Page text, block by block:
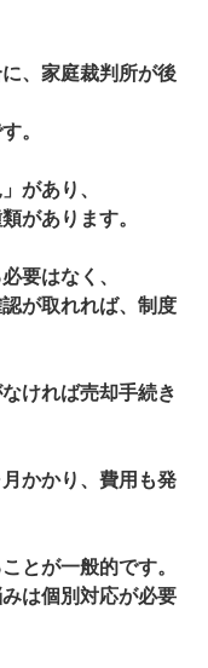
、家庭裁判所が後
。
があり、
があります。
要はなく、
が取れれば、制度
ければ売却手続き
かかり、費用も発
とが一般的です。
は個別対応が必要